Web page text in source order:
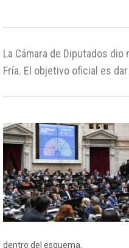
La Cámara de Diputados
Fría. El objetivo oficial es
dentro del esquema.